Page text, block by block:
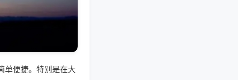
单便捷。特别是在大